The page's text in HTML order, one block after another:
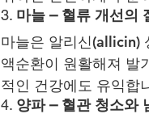
3. 마늘 – 혈류 개선의
마늘은 알리신(allicin)
액순환이 원활해져 발
적인 건강에도 유익합
4. 양파 – 혈관 청소와